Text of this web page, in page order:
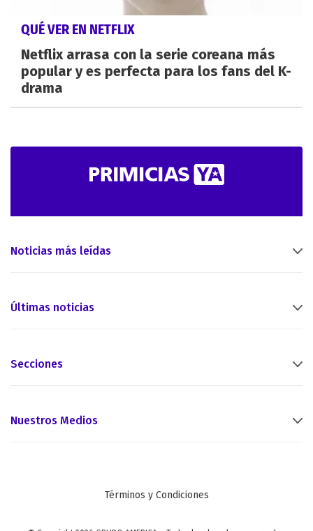
QUÉ VER EN NETFLIX
Netflix arrasa con la serie coreana más
popular y es perfecta para los fans del K-
drama
Noticias más leídas
Últimas noticias
Secciones
Nuestros Medios
Términos y Condiciones